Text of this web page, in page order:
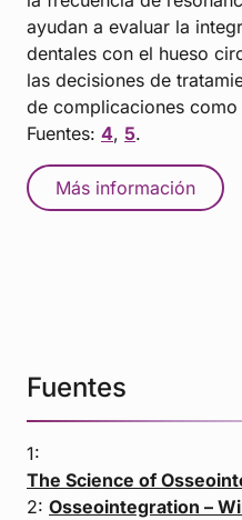
ayudan a evaluar la
dentales con el hueso
las decisiones de
de complicaciones
Fuentes: 4, 5.
Más información
Fuentes
1:
The Science of
2: Osseointegration –